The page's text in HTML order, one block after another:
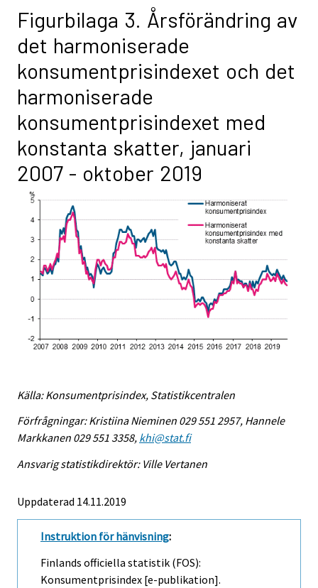
Figurbilaga 3. Årsförändring av
det harmoniserade
konsumentprisindexet och det
harmoniserade
konsumentprisindexet med
konstanta skatter, januari
2007 - oktober 2019
Källa: Konsumentprisindex, Statistikcentralen
Förfrågningar: Kristiina Nieminen 029 551 2957, Hannele
Markkanen 029 551 3358, khi@stat.fi
Ansvarig statistikdirektör: Ville Vertanen
Uppdaterad 14.11.2019
Instruktion för hänvisning:
Finlands officiella statistik (FOS):
Konsumentprisindex [e-publikation].